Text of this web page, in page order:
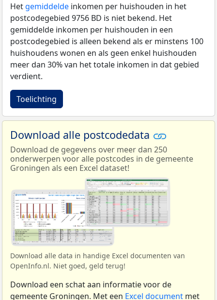
Het gemiddelde inkomen per huishouden in het
postcodegebied 9756 BD is niet bekend. Het
gemiddelde inkomen per huishouden in een
postcodegebied is alleen bekend als er minstens 100
huishoudens wonen en als geen enkel huishouden
meer dan 30% van het totale inkomen in dat gebied
verdient.
Toelichting
Download alle postcodedata
Download de gegevens over meer dan 250
onderwerpen voor alle postcodes in de gemeente
Groningen als een Excel dataset!
Download alle data in handige Excel documenten van
OpenInfo.nl. Niet goed, geld terug!
Download een schat aan informatie voor de
gemeente Groningen. Met een Excel document met